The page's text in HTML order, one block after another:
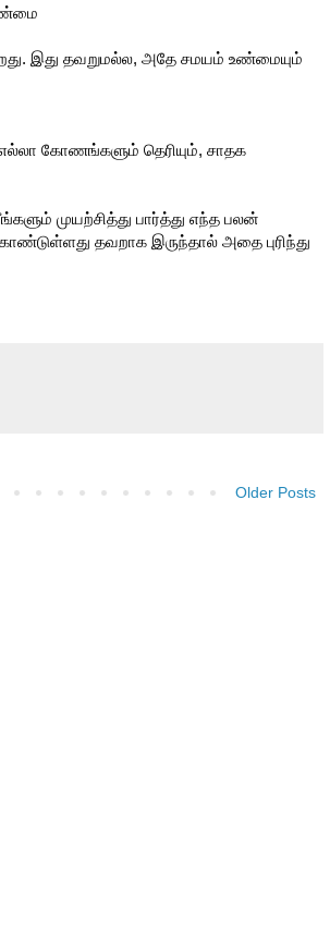
இது தவறுமல்ல, அதே சமயம் உண்மையும்
கோணங்களும் தெரியும், சாதக
முயற்சித்து பார்த்து எந்த பலன்
தவறாக இருந்தால் அதை புரிந்து
Older Posts